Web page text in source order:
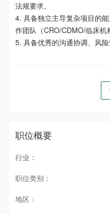
法规要求。
4. 具备独立主导复杂项目的
作团队（CRO/CDMO/临床机
5. 具备优秀的沟通协调、风险
职位概要
行业：
职位类别：
地区：